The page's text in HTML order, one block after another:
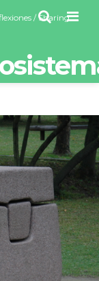
/ Sharing